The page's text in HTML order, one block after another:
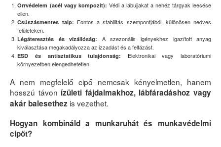
Orrvédelem (acél vagy kompozit): Védi a lábujjakat a nehéz tárgyak leesése
ellen.
Csúszásmentes talp: Fontos a stabilitás szempontjából, különösen nedves
felületeken.
Légáteresztés és vízállóság:
A szezonális igényekhez igazított anyag
kiválasztása megakadályozza az izzadást és a felfázást.
ESD és antisztatikus tulajdonság:
Elektronikai vagy laboratóriumi
környezetben elengedhetetlen.
A nem megfelelő cipő nemcsak kényelmetlen, hanem
hosszú távon ízületi fájdalmakhoz, lábfáradáshoz vagy
akár balesethez is vezethet.
Hogyan kombináld a munkaruhát és munkavédelmi
cipőt?